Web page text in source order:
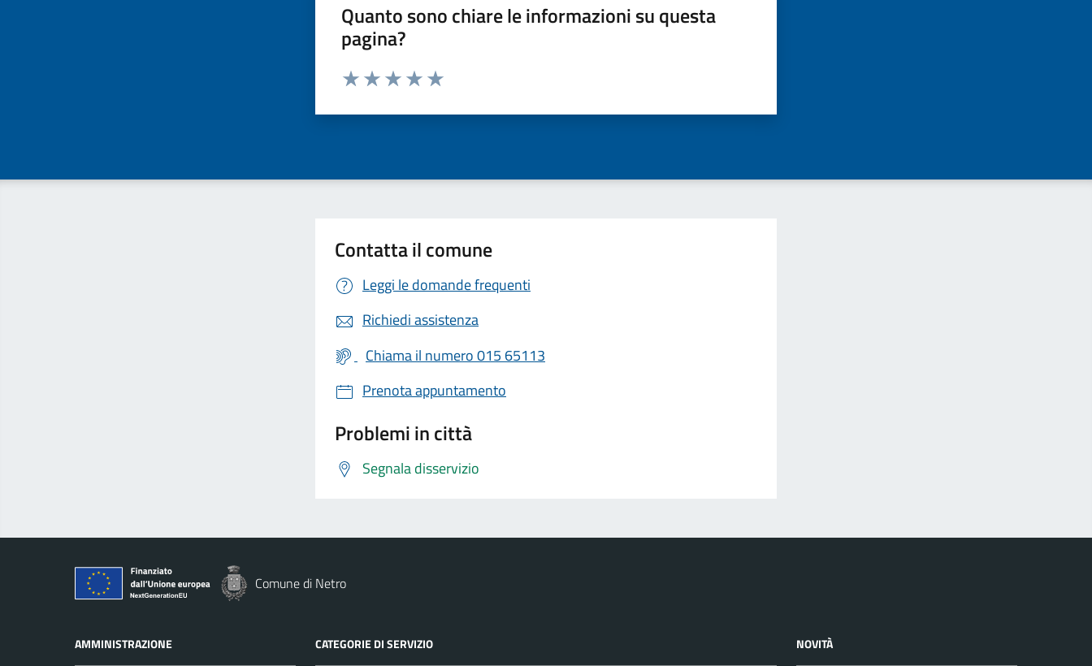
Quanto sono chiare le informazioni su questa
pagina?
Valuta da 1 a 5 stelle la pagina
Contatta il comune
Leggi le domande frequenti
Richiedi assistenza
Chiama il numero 015 65113
Prenota appuntamento
Problemi in città
Segnala disservizio
Comune di Netro
AMMINISTRAZIONE CATEGORIE DI SERVIZIO NOVITÀ